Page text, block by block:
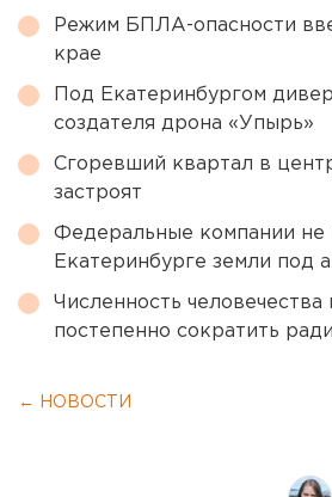
Режим БПЛА-опасности
крае
Под Екатеринбургом
создателя дрона «Упырь»
Сгоревший квартал в
застроят
Федеральные компании не
Екатеринбурге земли под
Численность
постепенно сократить
← НОВОСТИ